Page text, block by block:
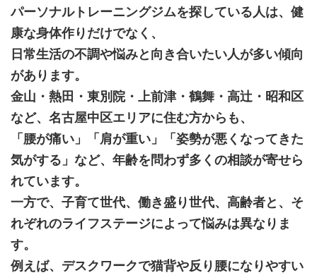
パーソナルトレーニングジムを探している人は、健
康な身体作りだけでなく、
日常生活の不調や悩みと向き合いたい人が多い傾向
があります。
金山・熱田・東別院・上前津・鶴舞・高辻・昭和区
など、名古屋中区エリアに住む方からも、
「腰が痛い」「肩が重い」「姿勢が悪くなってきた
気がする」など、年齢を問わず多くの相談が寄せら
れています。
一方で、子育て世代、働き盛り世代、高齢者と、そ
れぞれのライフステージによって悩みは異なりま
す。
例えば、デスクワークで猫背や反り腰になりやすい